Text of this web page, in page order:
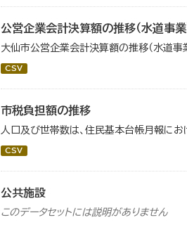
公営企業会計決算額の推移（水道事業
大仙市公営企業会計決算額の推移（水道事業
CSV
市税負担額の推移
人口及び世帯数は、住民基本台帳月報に
CSV
公共施設
このデータセットには説明がありません